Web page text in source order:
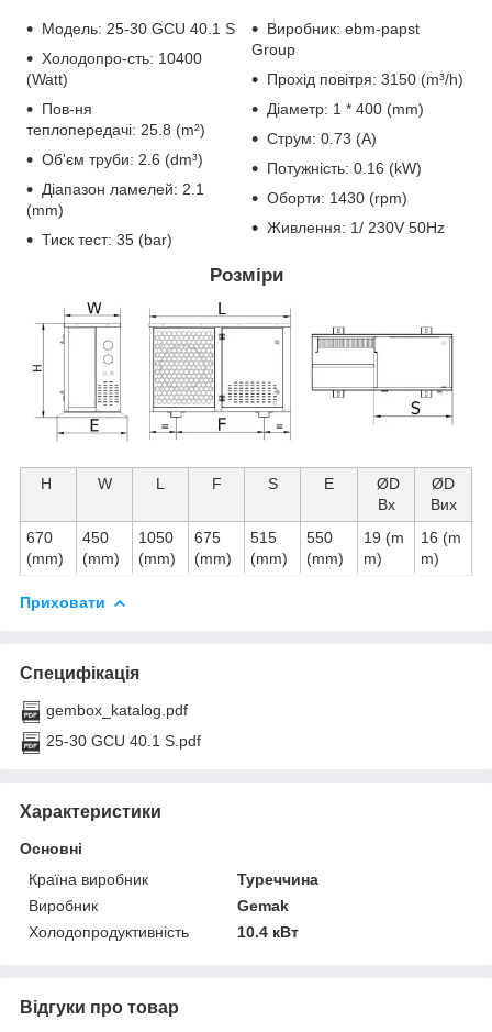
Модель: 25-30 GCU 40.1 S
Холодопро-сть: 10400
(Watt)
Пов-ня
теплопередачі: 25.8 (m²)
Об'єм труби: 2.6 (dm³)
Діапазон ламелей: 2.1
(mm)
Тиск тест: 35 (bar)
Виробник: ebm-papst
Group
Прохід повітря: 3150 (m³/h)
Діаметр: 1 * 400 (mm)
Струм: 0.73 (А)
Потужність: 0.16 (kW)
Оборти: 1430 (rpm)
Живлення: 1/ 230V 50Hz
Розміри
H W L F S E
ØD
Вх
ØD
Вих
670
(mm)
450
(mm)
1050
(mm)
675
(mm)
515
(mm)
550
(mm)
19 (m
m)
16 (m
m)
Приховати
Специфікація
gembox_katalog.pdf
25-30 GCU 40.1 S.pdf
Характеристики
Основні
Країна виробник
Туреччина
Виробник
Gemak
Холодопродуктивність
10.4 кВт
Відгуки про товар